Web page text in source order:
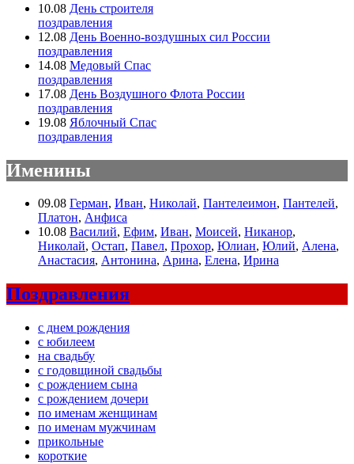
10.08 День строителя
поздравления
12.08 День Военно-воздушных сил России
поздравления
14.08 Медовый Спас
поздравления
17.08 День Воздушного Флота России
поздравления
19.08 Яблочный Спас
поздравления
Именины
09.08 Герман, Иван, Николай, Пантелеимон, Пантелей,
Платон, Анфиса
10.08 Василий, Ефим, Иван, Моисей, Никанор,
Николай, Остап, Павел, Прохор, Юлиан, Юлий, Алена,
Анастасия, Антонина, Арина, Елена, Ирина
Поздравления
с днем рождения
с юбилеем
на свадьбу
с годовщиной свадьбы
с рождением сына
с рождением дочери
по именам женщинам
по именам мужчинам
прикольные
короткие